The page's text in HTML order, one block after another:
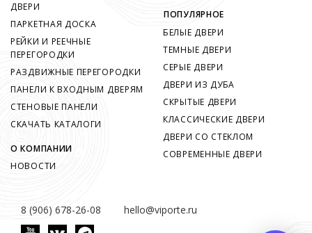
8 (906) 678-26-08 hello@viporte.ru
ДВЕРИ
ПАРКЕТНАЯ ДОСКА
РЕЙКИ И РЕЕЧНЫЕ
ПЕРЕГОРОДКИ
РАЗДВИЖНЫЕ ПЕРЕГОРОДКИ
ПАНЕЛИ К ВХОДНЫМ ДВЕРЯМ
СТЕНОВЫЕ ПАНЕЛИ
СКАЧАТЬ КАТАЛОГИ
О КОМПАНИИ
НОВОСТИ
ПОПУЛЯРНОЕ
БЕЛЫЕ ДВЕРИ
ТЕМНЫЕ ДВЕРИ
СЕРЫЕ ДВЕРИ
ДВЕРИ ИЗ ДУБА
СКРЫТЫЕ ДВЕРИ
КЛАССИЧЕСКИЕ ДВЕРИ
ДВЕРИ СО СТЕКЛОМ
СОВРЕМЕННЫЕ ДВЕРИ